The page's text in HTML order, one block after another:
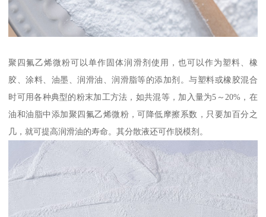
聚四氟乙烯微粉可以单作固体润滑剂使用，也可以作为塑料、橡
胶、涂料、油墨、润滑油、润滑脂等的添加剂。与塑料或橡胶混合
时可用各种典型的粉末加工方法，如共混等，加入量为5～20%，在
油和油脂中添加聚四氟乙烯微粉，可降低摩擦系数，只要加百分之
几，就可提高润滑油的寿命。其分散液还可作脱模剂。